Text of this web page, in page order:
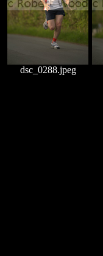
dsc_0288.jpeg